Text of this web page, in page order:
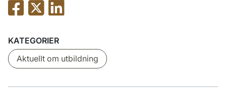
KATEGORIER
Aktuellt om utbildning